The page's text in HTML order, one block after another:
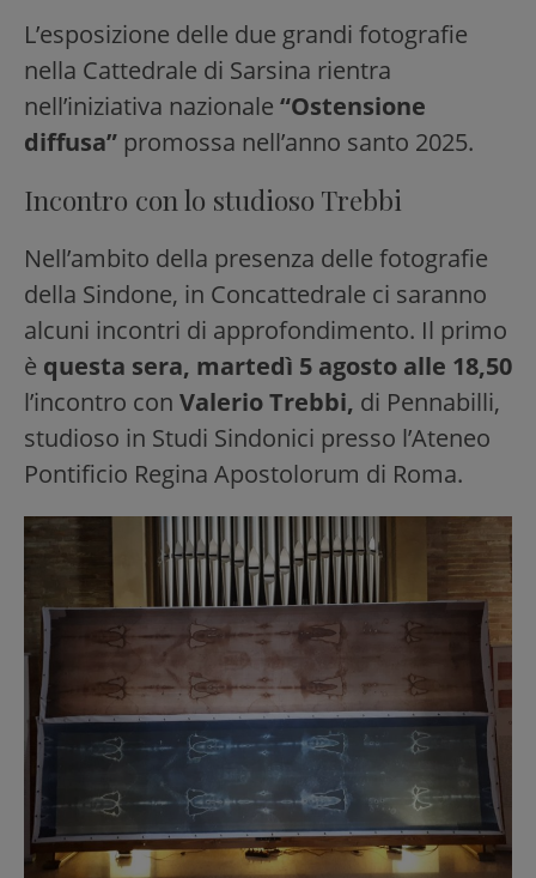
L’esposizione delle due grandi fotografie
nella Cattedrale di Sarsina rientra
nell’iniziativa nazionale “Ostensione
diffusa” promossa nell’anno santo 2025.
Incontro con lo studioso Trebbi
Nell’ambito della presenza delle fotografie
della Sindone, in Concattedrale ci saranno
alcuni incontri di approfondimento. Il primo
è questa sera, martedì 5 agosto alle 18,50
l’incontro con Valerio Trebbi, di Pennabilli,
studioso in Studi Sindonici presso l’Ateneo
Pontificio Regina Apostolorum di Roma.